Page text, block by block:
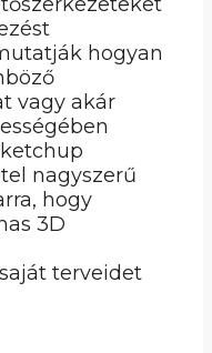
hogyan
vagy akár
nagyszerű
hogy
3D
terveidet